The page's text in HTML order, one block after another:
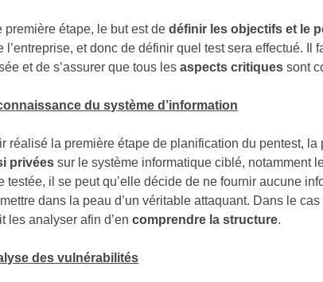
première étape, le but est dedéfinir les objectifs et le
l’entreprise, et donc de définir quel test sera effectué. Il
et de s’assurer que tous lesaspects critiques sont
du système d’information
réalisé la première étape de planification du pentest,
privées sur le système informatique ciblé, notamment
testée, il se peut qu’elle décide de ne fournir aucune
dans la peau d’un véritable attaquant. Dans le
les analyser afin d’encomprendre la structure.
des vulnérabilités